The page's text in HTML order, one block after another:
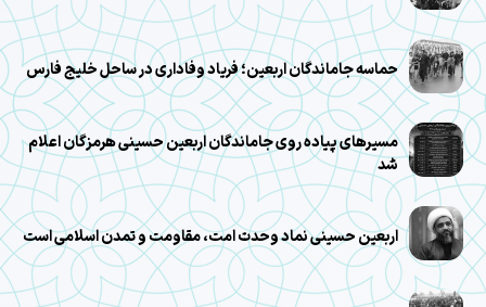
حماسه جاماندگان اربعین؛ فریاد وفاداری در ساحل خلیج فارس
مسیرهای پیاده روی جاماندگان اربعین حسینی هرمزگان اعلام
شد
اربعین حسینی نماد وحدت امت، مقاومت و تمدن اسلامی است